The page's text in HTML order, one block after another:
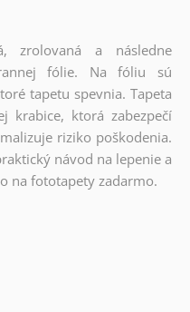
zrolovaná a následne
fólie. Na fóliu sú
tapetu spevnia. Tapeta
krabice, ktorá zabezpečí
riziko poškodenia.
návod na lepenie a
na fototapety zadarmo.